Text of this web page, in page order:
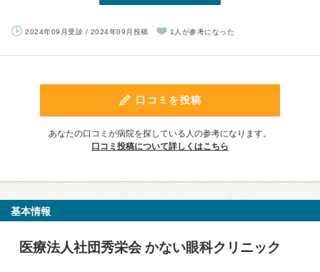
2024年09月受診 / 2024年09月投稿 1人が参考になった
口コミを投稿
あなたの口コミが病院を探している人の参考になります。
口コミ投稿について詳しくはこちら
基本情報
医療法人社団秀栄会 かない眼科クリニック